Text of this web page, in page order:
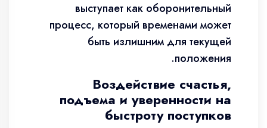
выступает как оборонительный
процесс, который временами может
быть излишним для текущей
положения.
Воздействие счастья,
подъема и уверенности на
быстроту поступков